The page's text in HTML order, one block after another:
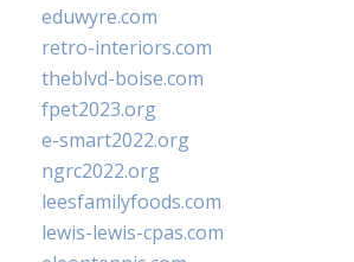
eduwyre.com
retro-interiors.com
theblvd-boise.com
fpet2023.org
e-smart2022.org
ngrc2022.org
leesfamilyfoods.com
lewis-lewis-cpas.com